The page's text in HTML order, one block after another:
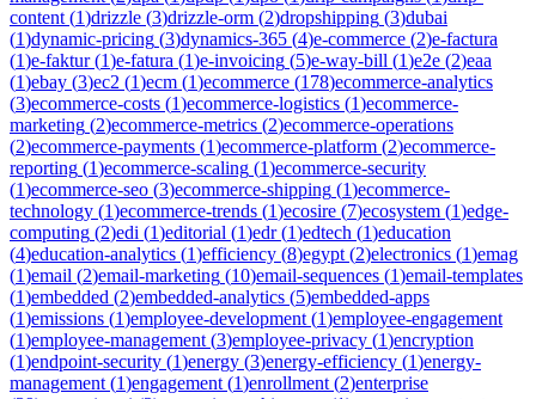
content (1)drizzle (3)drizzle-orm (2)dropshipping (3)dubai
(1)dynamic-pricing (3)dynamics-365 (4)e-commerce (2)e-factura
(1)e-faktur(1)e-fatura (1)e-invoicing (5)e-way-bill (1)e2e (2)eaa
(1)ebay (3)ec2 (1)ecm (1)ecommerce (178)ecommerce-analytics
(3)ecommerce-costs (1)ecommerce-logistics (1)ecommerce-
marketing (2)ecommerce-metrics (2)ecommerce-operations
(2)ecommerce-payments (1)ecommerce-platform (2)ecommerce-
reporting (1)ecommerce-scaling (1)ecommerce-security
(1)ecommerce-seo (3)ecommerce-shipping (1)ecommerce-
technology (1)ecommerce-trends (1)ecosire (7)ecosystem (1)edge-
computing (2)edi (1)editorial (1)edr(1)edtech (1)education
(4)education-analytics (1)efficiency (8)egypt (2)electronics (1)emag
(1)email (2)email-marketing (10)email-sequences (1)email-templates
(1)embedded (2)embedded-analytics (5)embedded-apps
(1)emissions (1)employee-development (1)employee-engagement
(1)employee-management (3)employee-privacy (1)encryption
(1)endpoint-security (1)energy (3)energy-efficiency (1)energy-
management (1)engagement (1)enrollment (2)enterprise